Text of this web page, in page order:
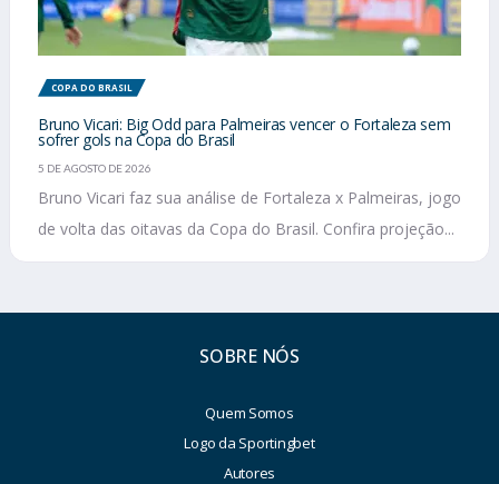
COPA DO BRASIL
Bruno Vicari: Big Odd para Palmeiras vencer o Fortaleza sem
sofrer gols na Copa do Brasil
5 DE AGOSTO DE 2026
Bruno Vicari faz sua análise de Fortaleza x Palmeiras, jogo
de volta das oitavas da Copa do Brasil. Confira projeção...
SOBRE NÓS
Quem Somos
Logo da Sportingbet
Autores